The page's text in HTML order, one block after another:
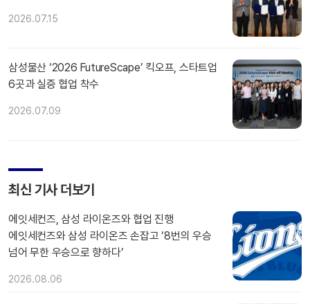
2026.07.15
삼성물산 ‘2026 FutureScape’ 킥오프, 스타트업
6곳과 실증 협업 착수
2026.07.09
최신 기사 더보기
에잇세컨즈, 삼성 라이온즈와 협업 진행
에잇세컨즈와 삼성 라이온즈 손잡고 ‘8번의 우승
넘어 무한 우승으로 향하다’
2026.08.06